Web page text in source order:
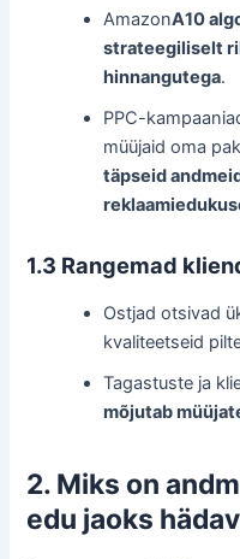
AmazonA10
strateegiliselt
hinnangutega.
PPC-
müüjaid oma
täpseid
1.3 Rangemad
Ostjad otsivad
kvaliteetseid
Tagastuste ja
mõjutab
2. Miks on
edu jaoks